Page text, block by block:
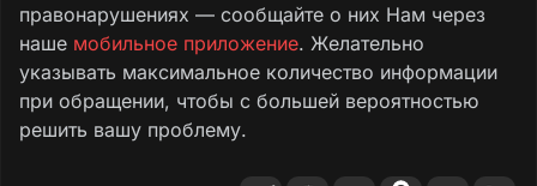
По фактам выявленных нарушений
законодательства городской прокуратурой
в администрацию городского округа
Кашира внесено представление об
устранении нарушений закона, которое
находится на рассмотрении.
правонарушениях — сообщайте о них Нам через
наше мобильное приложение. Желательно
указывать максимальное количество информации
при обращении, чтобы с большей вероятностью
решить вашу проблему.